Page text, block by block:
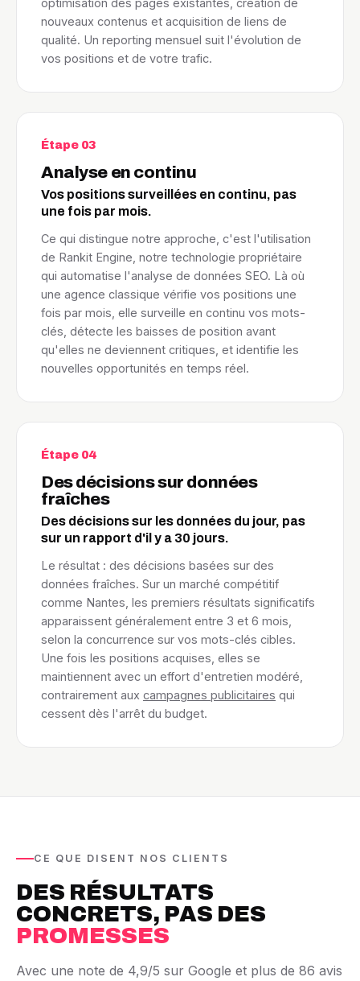
optimisation des pages existantes, création de
nouveaux contenus et acquisition de liens de
qualité. Un reporting mensuel suit l'évolution de
vos positions et de votre trafic.
Étape 03
Analyse en continu
Vos positions surveillées en continu, pas
une fois par mois.
Ce qui distingue notre approche, c'est l'utilisation
de Rankit Engine, notre technologie propriétaire
qui automatise l'analyse de données SEO. Là où
une agence classique vérifie vos positions une
fois par mois, elle surveille en continu vos mots-
clés, détecte les baisses de position avant
qu'elles ne deviennent critiques, et identifie les
nouvelles opportunités en temps réel.
Étape 04
Des décisions sur données
fraîches
Des décisions sur les données du jour, pas
sur un rapport d'il y a 30 jours.
Le résultat : des décisions basées sur des
données fraîches. Sur un marché compétitif
comme Nantes, les premiers résultats significatifs
apparaissent généralement entre 3 et 6 mois,
selon la concurrence sur vos mots-clés cibles.
Une fois les positions acquises, elles se
maintiennent avec un effort d'entretien modéré,
contrairement aux campagnes publicitaires qui
cessent dès l'arrêt du budget.
CE QUE DISENT NOS CLIENTS
DES RÉSULTATS
CONCRETS, PAS DES
PROMESSES
Avec une note de 4,9/5 sur Google et plus de 86 avis